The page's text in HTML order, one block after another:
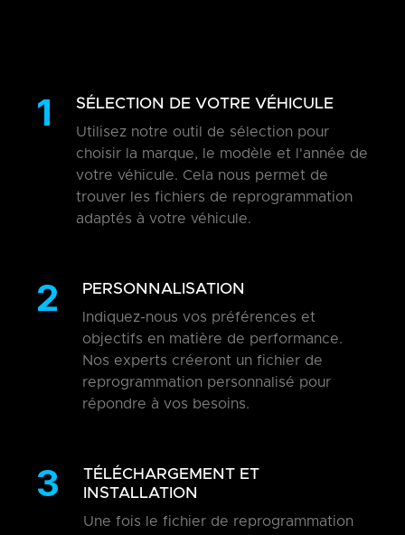
1 SÉLECTION DE VOTRE VÉHICULE
Utilisez notre outil de sélection pour
choisir la marque, le modèle et l'année de
votre véhicule. Cela nous permet de
trouver les fichiers de reprogrammation
adaptés à votre véhicule.
2 PERSONNALISATION
Indiquez-nous vos préférences et
objectifs en matière de performance.
Nos experts créeront un fichier de
reprogrammation personnalisé pour
répondre à vos besoins.
3
TÉLÉCHARGEMENT ET
INSTALLATION
Une fois le fichier de reprogrammation